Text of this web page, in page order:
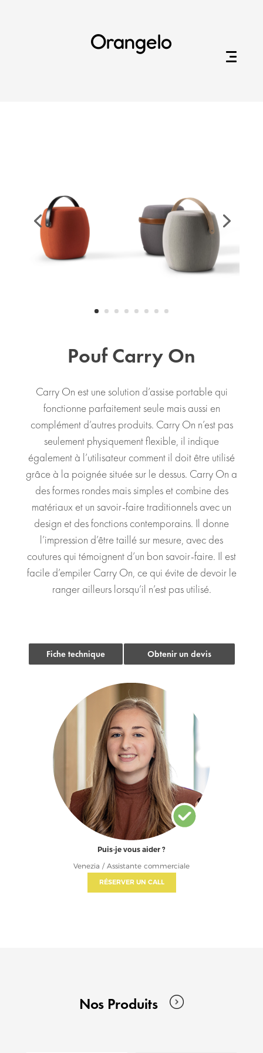
Orangelo
Pouf Carry On
Carry On est une solution d’assise portable qui
fonctionne parfaitement seule mais aussi en
complément d’autres produits. Carry On n’est pas
seulement physiquement flexible, il indique
également à l’utilisateur comment il doit être utilisé
grâce à la poignée située sur le dessus. Carry On a
des formes rondes mais simples et combine des
matériaux et un savoir-faire traditionnels avec un
design et des fonctions contemporains. Il donne
l’impression d’être taillé sur mesure, avec des
coutures qui témoignent d’un bon savoir-faire. Il est
facile d’empiler Carry On, ce qui évite de devoir le
ranger ailleurs lorsqu’il n’est pas utilisé.
Fiche technique Obtenir un devis
Puis-je vous aider ?
Venezia / Assistante commerciale
RÉSERVER UN CALL
Nos Produits